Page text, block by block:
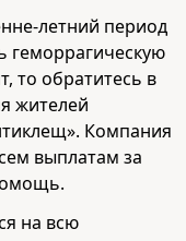
летний период
геморрагическую
то обратитесь в
жителей
Компания
выплатам за
на всю